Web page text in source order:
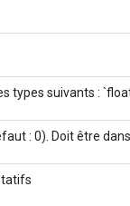
types suivants :
: 0). Doit être